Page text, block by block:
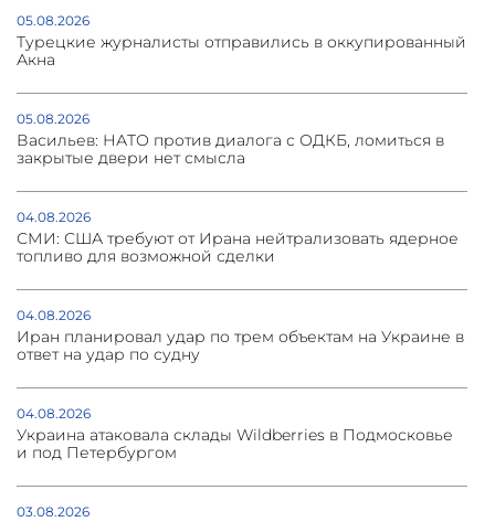
05.08.2026
Турецкие журналисты отправились в оккупированный
Акна
05.08.2026
Васильев: НАТО против диалога с ОДКБ, ломиться в
закрытые двери нет смысла
04.08.2026
СМИ: США требуют от Ирана нейтрализовать ядерное
топливо для возможной сделки
04.08.2026
Иран планировал удар по трем объектам на Украине в
ответ на удар по судну
04.08.2026
Украина атаковала склады Wildberries в Подмосковье
и под Петербургом
03.08.2026